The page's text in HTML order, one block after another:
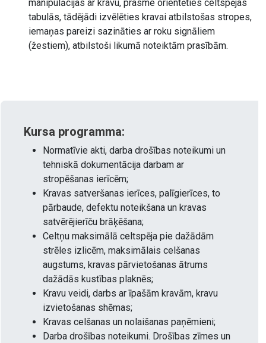
manipulācijas ar kravu, prasme orientēties celtspējas
tabulās, tādējādi izvēlēties kravai atbilstošas stropes,
iemaņas pareizi sazināties ar roku signāliem
(žestiem), atbilstoši likumā noteiktām prasībām.
Kursa programma:
Normatīvie akti, darba drošības noteikumi un
tehniskā dokumentācija darbam ar
stropēšanas ierīcēm;
Kravas satveršanas ierīces, palīgierīces, to
pārbaude, defektu noteikšana un kravas
satvērējierīču brāķēšana;
Celtņu maksimālā celtspēja pie dažādām
strēles izlicēm, maksimālais celšanas
augstums, kravas pārvietošanas ātrums
dažādās kustības plaknēs;
Kravu veidi, darbs ar īpašām kravām, kravu
izvietošanas shēmas;
Kravas celšanas un nolaišanas paņēmieni;
Darba drošības noteikumi. Drošības zīmes un